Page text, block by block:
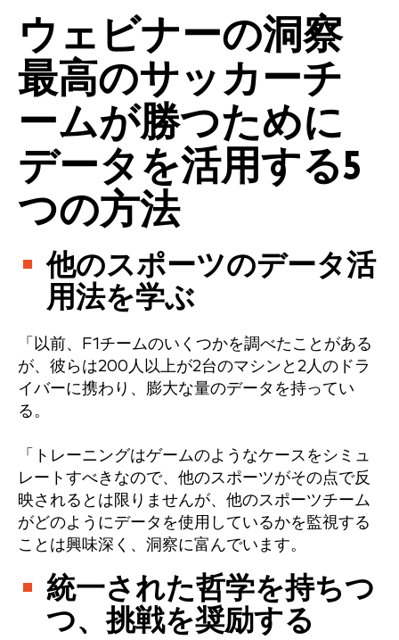
ウェビナーの洞察
最高のサッカーチ
ームが勝つために
データを活用する5
つの方法
他のスポーツのデータ活
用法を学ぶ
「以前、F1チームのいくつかを調べたことがある
が、彼らは200人以上が2台のマシンと2人のドラ
イバーに携わり、膨大な量のデータを持ってい
る。
「トレーニングはゲームのようなケースをシミュ
レートすべきなので、他のスポーツがその点で反
映されるとは限りませんが、他のスポーツチーム
がどのようにデータを使用しているかを監視する
ことは興味深く、洞察に富んでいます。
統一された哲学を持ちつ
つ、挑戦を奨励する